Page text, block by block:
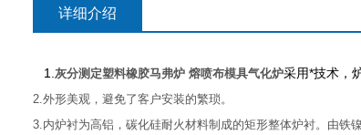
详细介绍
1. 灰分测定塑料橡胶马弗炉 熔喷布模具气化炉采用*技术，
2.外形美观，避免了客户安装的繁琐。
3.内炉衬为高铝，碳化硅耐火材料制成的矩形整体炉衬。由铁